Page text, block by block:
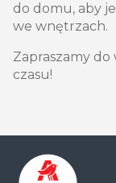
do domu, aby
we wnętrzach.
Zapraszamy
czasu!